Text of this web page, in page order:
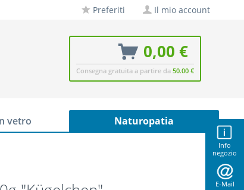
Info
negozio
E-Mail
Preferiti Il mio account
0,00 €
Consegna gratuita a partire da 50.00 €
vetro Naturopatia